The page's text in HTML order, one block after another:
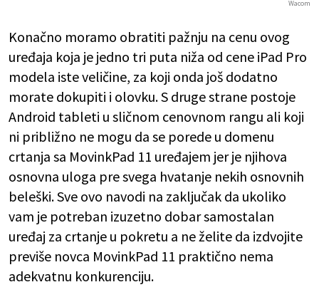
Wacom
Konačno moramo obratiti pažnju na cenu ovog
uređaja koja je jedno tri puta niža od cene iPad Pro
modela iste veličine, za koji onda još dodatno
morate dokupiti i olovku. S druge strane postoje
Android tableti u sličnom cenovnom rangu ali koji
ni približno ne mogu da se porede u domenu
crtanja sa MovinkPad 11 uređajem jer je njihova
osnovna uloga pre svega hvatanje nekih osnovnih
beleški. Sve ovo navodi na zaključak da ukoliko
vam je potreban izuzetno dobar samostalan
uređaj za crtanje u pokretu a ne želite da izdvojite
previše novca MovinkPad 11 praktično nema
adekvatnu konkurenciju.